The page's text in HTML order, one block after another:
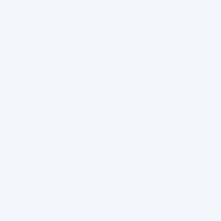
sich bereits ein größerer Funktionsumfang als
Jahrzehnt dabei ist.
können Sie bei der N26 Bank in Ihrem Konto
Räume) gemeinsame Ausgaben verwalten.
zu teilen.